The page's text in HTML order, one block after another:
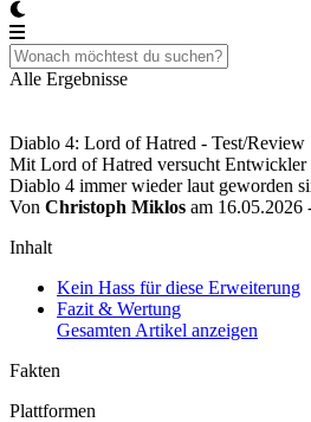
Alle Ergebnisse
Diablo 4: Lord of Hatred - Test/Review
Mit Lord of Hatred versucht Entwickler
Diablo 4 immer wieder laut geworden
Von Christoph Miklos am 16.05.2026
Inhalt
Kein Hass für diese Erweiterung
Fazit & Wertung
Gesamten Artikel anzeigen
Fakten
Plattformen